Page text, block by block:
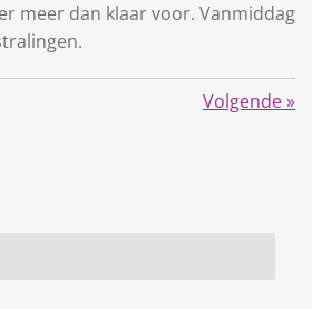
meer dan klaar voor. Vanmiddag
Volgende»